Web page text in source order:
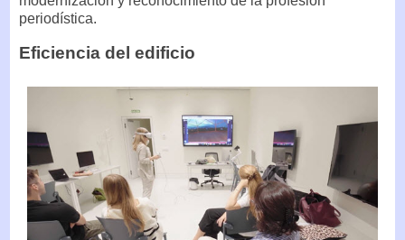
periodística.
Eficiencia del edificio